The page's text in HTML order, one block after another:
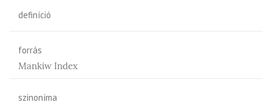
definíció
forrás
Mankiw Index
szinoníma